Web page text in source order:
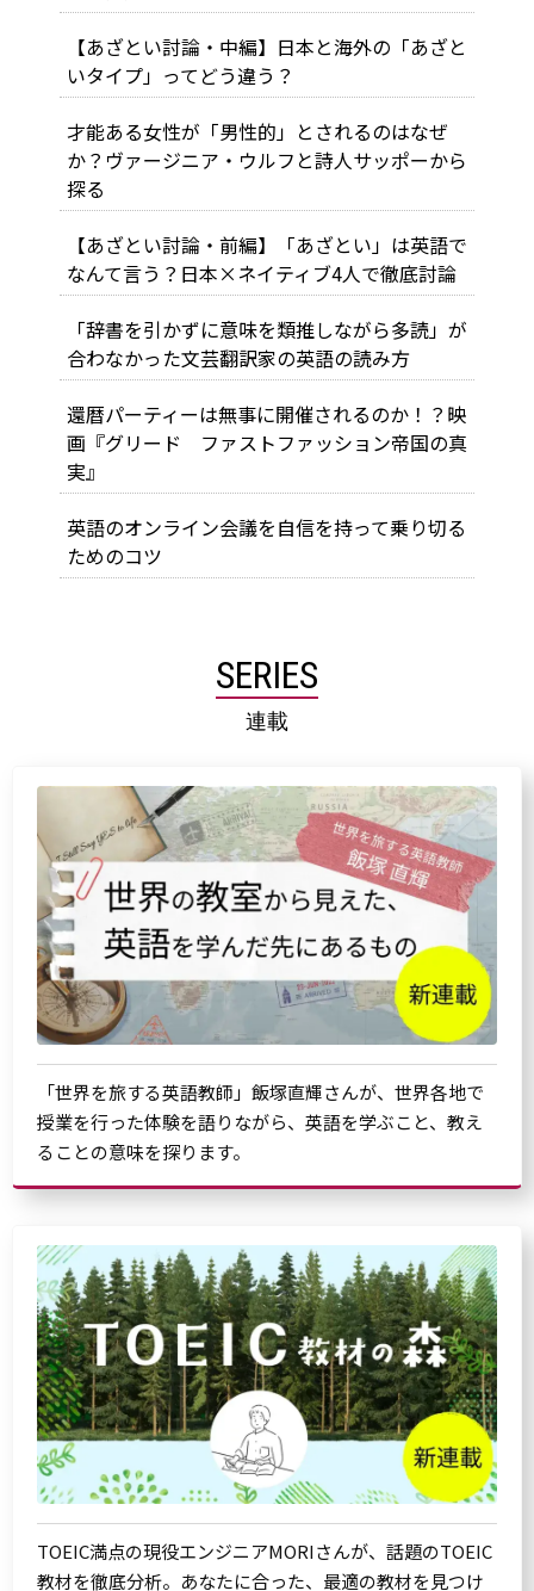
【あざとい討論・中編】日本と海外の「あざと
いタイプ」ってどう違う？
才能ある女性が「男性的」とされるのはなぜ
か？ヴァージニア・ウルフと詩人サッポーから
探る
【あざとい討論・前編】「あざとい」は英語で
なんて言う？日本×ネイティブ4人で徹底討論
「辞書を引かずに意味を類推しながら多読」が
合わなかった文芸翻訳家の英語の読み方
還暦パーティーは無事に開催されるのか！？映
画『グリード ファストファッション帝国の真
実』
英語のオンライン会議を自信を持って乗り切る
ためのコツ
SERIES
連載
「世界を旅する英語教師」飯塚直輝さんが、世界各地で
授業を行った体験を語りながら、英語を学ぶこと、教え
ることの意味を探ります。
TOEIC満点の現役エンジニアMORIさんが、話題のTOEIC
教材を徹底分析。あなたに合った、最適の教材を見つけ